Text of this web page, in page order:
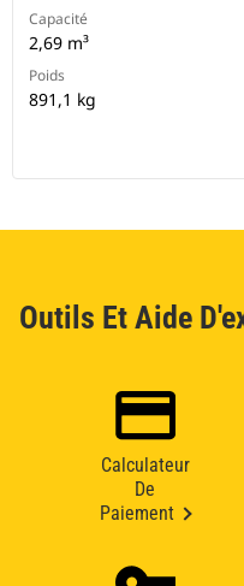
Capacité
2,69 m³
Poids
891,1 kg
Outils Et Aide
Calculateur
De
Paiement